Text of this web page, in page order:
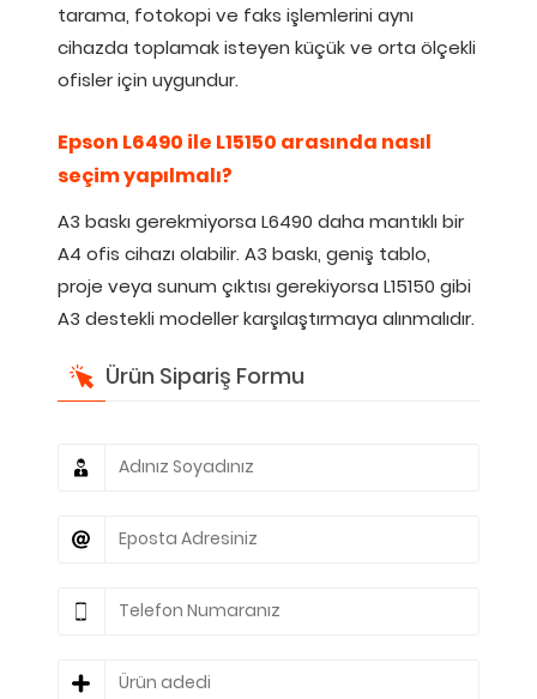
tarama, fotokopi ve faks işlemlerini aynı
cihazda toplamak isteyen küçük ve orta ölçekli
ofisler için uygundur.
Epson L6490 ile L15150 arasında nasıl
seçim yapılmalı?
A3 baskı gerekmiyorsa L6490 daha mantıklı bir
A4 ofis cihazı olabilir. A3 baskı, geniş tablo,
proje veya sunum çıktısı gerekiyorsa L15150 gibi
A3 destekli modeller karşılaştırmaya alınmalıdır.
Ürün Sipariş Formu